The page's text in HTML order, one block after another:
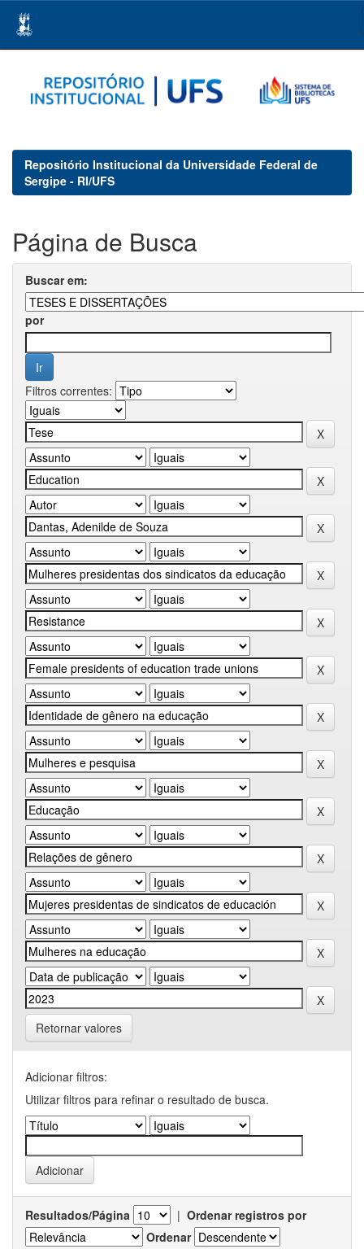
navigation
Repositório Institucional da Universidade Federal de
Sergipe - RI/UFS
Página de Busca
Buscar em:
por
Filtros correntes:
Retornar valores
Adicionar filtros:
Utilizar filtros para refinar o resultado de busca.
Resultados/Página | Ordenar registros por
Ordenar